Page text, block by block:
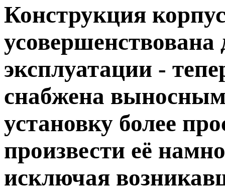
Конструкция
усовершенствована
эксплуатации -
снабжена
установку более
произвести её
исключая